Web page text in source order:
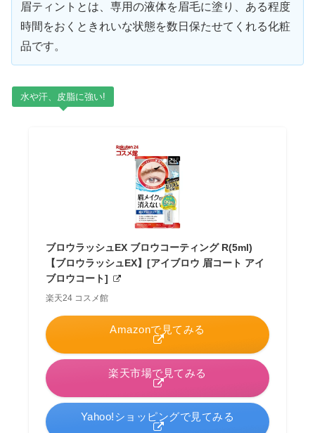
眉ティントとは、専用の液体を眉毛に塗り、ある程度
時間をおくときれいな状態を数日保たせてくれる化粧
品です。
水や汗、皮脂に強い!
ブロウラッシュEX ブロウコーティング R(5ml)
【ブロウラッシュEX】[アイブロウ 眉コート アイ
ブロウコート]
楽天24 コスメ館
Amazonで見てみる
楽天市場で見てみる
Yahoo!ショッピングで見てみる